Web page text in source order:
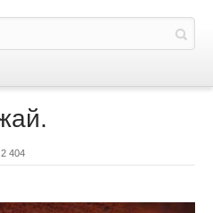
2 404